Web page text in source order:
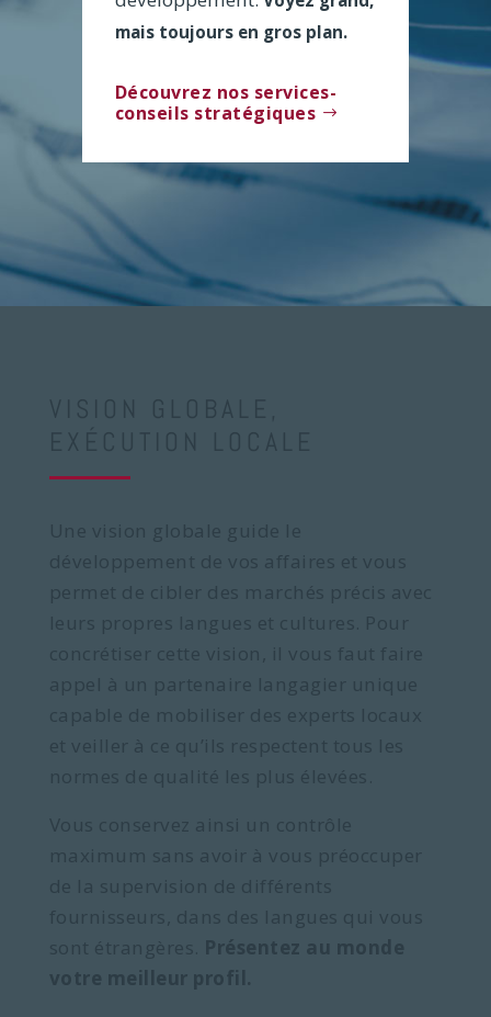
mais toujours en gros plan.
Découvrez nos services-
conseils stratégiques
VISION GLOBALE,
EXÉCUTION LOCALE
Une vision globale guide le
développement de vos affaires et vous
permet de cibler des marchés précis avec
leurs propres langues et cultures. Pour
concrétiser cette vision, il vous faut faire
appel à un partenaire langagier unique
capable de mobiliser des experts locaux
et veiller à ce qu’ils respectent tous les
normes de qualité les plus élevées.
Vous conservez ainsi un contrôle
maximum sans avoir à vous préoccuper
de la supervision de différents
fournisseurs, dans des langues qui vous
sont étrangères.
Présentez au monde
votre meilleur profil.